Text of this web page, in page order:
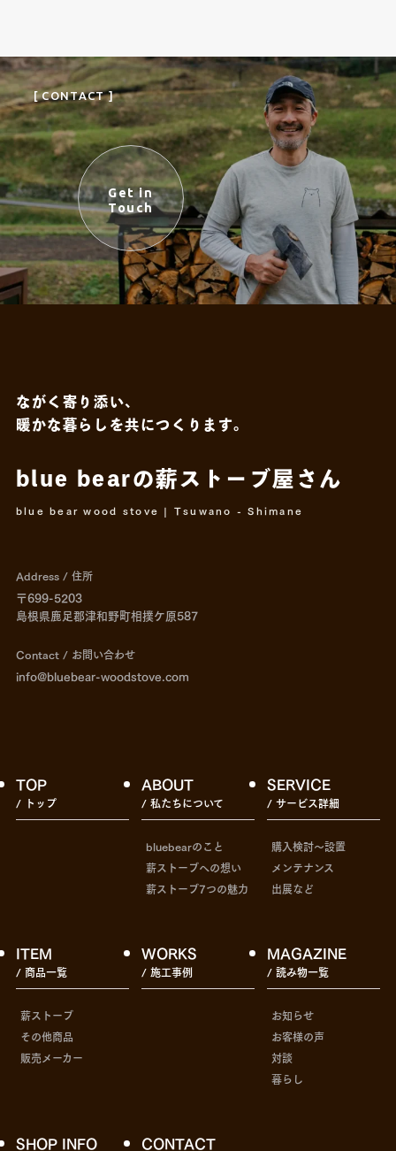
[ CONTACT ]
Get in
Touch
ながく寄り添い、
暖かな暮らしを共につくります。
blue bearの薪ストーブ屋さん
blue bear wood stove | Tsuwano - Shimane
Address / 住所
〒699-5203
島根県鹿足郡津和野町相撲ケ原587
Contact / お問い合わせ
info@bluebear-woodstove.com
TOP
/ トップ
ABOUT
/ 私たちについて
bluebearのこと
薪ストーブへの想い
薪ストーブ7つの魅力
SERVICE
/ サービス詳細
購入検討〜設置
メンテナンス
出展など
ITEM
/ 商品一覧
薪ストーブ
その他商品
販売メーカー
WORKS
/ 施工事例
MAGAZINE
/ 読み物一覧
お知らせ
お客様の声
対談
暮らし
SHOP INFO CONTACT